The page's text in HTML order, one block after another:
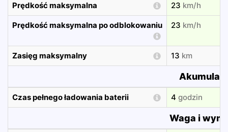
Prędkość maksymalna 23 km/h
Prędkość maksymalna po odblokowaniu 23 km/h
Zasięg maksymalny 13 km
Czas pełnego ładowania baterii 4 godzin
Waga i